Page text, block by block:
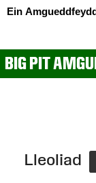
Ein
BIG PIT
Lleoliad